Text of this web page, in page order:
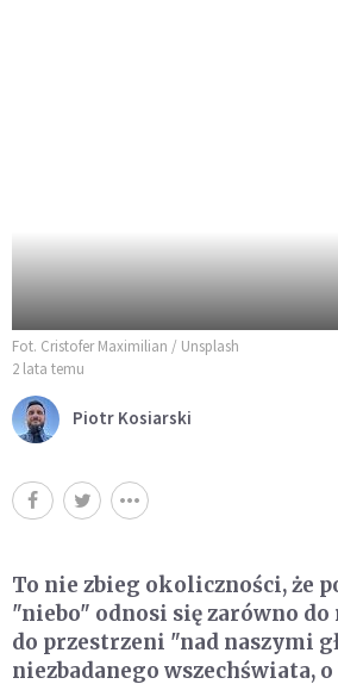
Fot. Cristofer Maximilian / Unsplash
2 lata temu
Piotr Kosiarski
To nie zbieg okoliczności, że
"niebo" odnosi się zarówno
do przestrzeni "nad naszymi
niezbadanego wszechświata,